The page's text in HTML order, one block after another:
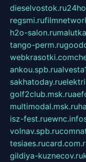
dieselvostok.ru
regsmi.ru
h2o-salon.ru
tango-perm.ru
webkrasotki.com
ankou.spb.ru
sakhatoday.ru
golf2club.msk.ru
multimodal.msk.ru
isz-fest.ruewnc.info
volnav.spb.ru
tesiaes.ru
gildiya-kuznecov.ru